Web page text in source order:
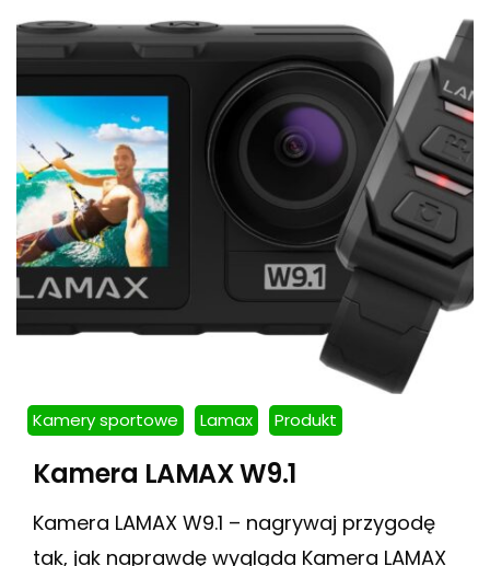
Kamery sportowe Lamax Produkt
Kamera LAMAX W9.1
Kamera LAMAX W9.1 – nagrywaj przygodę
tak, jak naprawdę wygląda Kamera LAMAX